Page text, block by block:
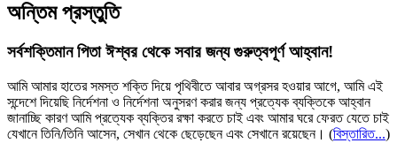
অন্তিম প্রস্তুতি
সর্বশক্তিমান পিতা ঈশ্বর থেকে সবার জন্য গুরুত্বপূর্ণ আহ্বান!
আমি আমার হাতের সমস্ত শক্তি দিয়ে পৃথিবীতে আবার অগ্রসর হওয়ার আগে, আমি এই
সন্দেশে দিয়েছি নির্দেশনা ও নির্দেশনা অনুসরণ করার জন্য প্রত্যেক ব্যক্তিকে আহ্বান
জানাচ্ছি কারণ আমি প্রত্যেক ব্যক্তির রক্ষা করতে চাই এবং আমার ঘরে ফেরত যেতে চাই
যেখানে তিনি/তিনি আসেন, সেখান থেকে ছেড়েছেন এবং সেখানে রয়েছেন। (বিস্তারিত...)